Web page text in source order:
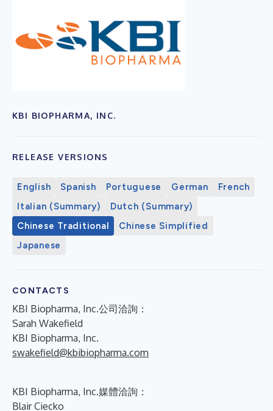
KBI BIOPHARMA, INC.
RELEASE VERSIONS
English Spanish Portuguese German
French
Italian (Summary)
Dutch (Summary)
Chinese Traditional
Chinese Simplified
Japanese
CONTACTS
KBI Biopharma, Inc.公司洽詢：
Sarah Wakefield
KBI Biopharma, Inc.
swakefield@kbibiopharma.com
KBI Biopharma, Inc.媒體洽詢：
Blair Ciecko